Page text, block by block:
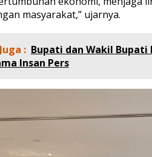
masyarakat,” ujarnya.
: Bupati dan Wakil Bupati
Insan Pers